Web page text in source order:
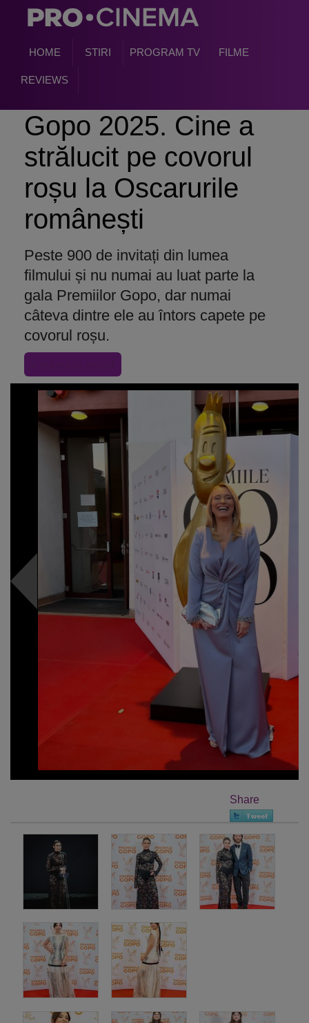
HOME STIRI PROGRAM TV FILME
REVIEWS
Gopo 2025. Cine a
strălucit pe covorul
roșu la Oscarurile
românești
Peste 900 de invitați din lumea
filmului și nu numai au luat parte la
gala Premiilor Gopo, dar numai
câteva dintre ele au întors capete pe
covorul roșu.
Share